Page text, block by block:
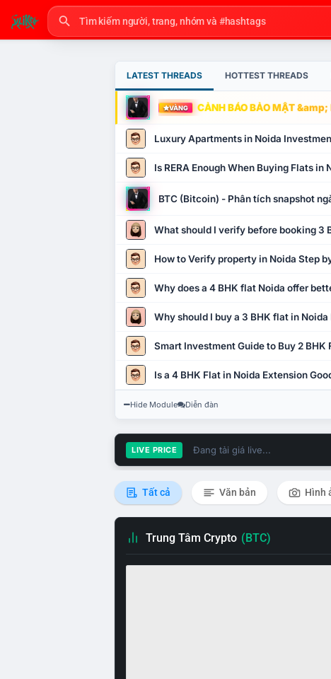
LATEST THREADS HOTTEST THREADS
VÀNG CẢNH BÁO BẢO MẬT &amp;
Luxury Apartments in Noida
Is RERA Enough When Buying Flats in
BTC (Bitcoin) - Phân tích snapshot
What should I verify before booking 3
How to Verify property in Noida Step
Why does a 4 BHK flat Noida offer
Why should I buy a 3 BHK flat in Noida
Smart Investment Guide to Buy 2 BHK
Is a 4 BHK Flat in Noida Extension
Hide Module Diễn đàn
LIVE PRICE Đang tải giá live...
Tất cả Văn bản Hình
Trung Tâm Crypto (BTC)